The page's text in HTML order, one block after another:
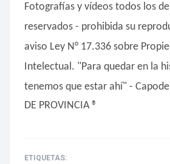
Fotografías y vídeos todos los
reservados - prohibida su
aviso Ley N° 17.336 sobre
Intelectual. "Para quedar en la
tenemos que estar ahí" -
DE PROVINCIA ®
ETIQUETAS: